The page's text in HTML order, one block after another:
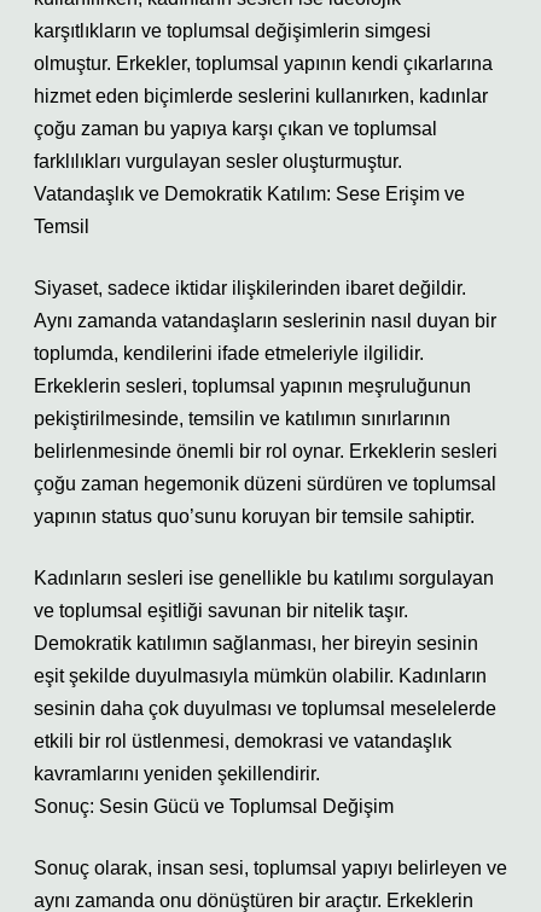
karşıtlıkların ve toplumsal değişimlerin simgesi
olmuştur. Erkekler, toplumsal yapının kendi çıkarlarına
hizmet eden biçimlerde seslerini kullanırken, kadınlar
çoğu zaman bu yapıya karşı çıkan ve toplumsal
farklılıkları vurgulayan sesler oluşturmuştur.
Vatandaşlık ve Demokratik Katılım: Sese Erişim ve
Temsil
Siyaset, sadece iktidar ilişkilerinden ibaret değildir.
Aynı zamanda vatandaşların seslerinin nasıl duyan bir
toplumda, kendilerini ifade etmeleriyle ilgilidir.
Erkeklerin sesleri, toplumsal yapının meşruluğunun
pekiştirilmesinde, temsilin ve katılımın sınırlarının
belirlenmesinde önemli bir rol oynar. Erkeklerin sesleri
çoğu zaman hegemonik düzeni sürdüren ve toplumsal
yapının status quo’sunu koruyan bir temsile sahiptir.
Kadınların sesleri ise genellikle bu katılımı sorgulayan
ve toplumsal eşitliği savunan bir nitelik taşır.
Demokratik katılımın sağlanması, her bireyin sesinin
eşit şekilde duyulmasıyla mümkün olabilir. Kadınların
sesinin daha çok duyulması ve toplumsal meselelerde
etkili bir rol üstlenmesi, demokrasi ve vatandaşlık
kavramlarını yeniden şekillendirir.
Sonuç: Sesin Gücü ve Toplumsal Değişim
Sonuç olarak, insan sesi, toplumsal yapıyı belirleyen ve
aynı zamanda onu dönüştüren bir araçtır. Erkeklerin